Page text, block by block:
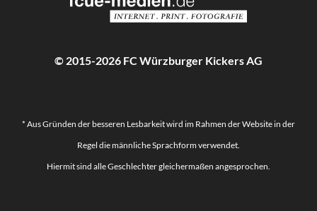
© 2015-2026 FC Würzburger Kickers AG
* Aus Gründen der besseren Lesbarkeit wird im Rahmen der Website in der
Regel die männliche Sprachform verwendet.
Hiermit sind alle Geschlechter gleichermaßen angesprochen.